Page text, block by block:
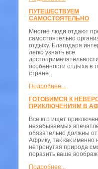
ПУТЕШЕСТВУЕМ
САМОСТОЯТЕЛЬНО
Многие люди отдают
самостоятельно
отдыху. Благодаря
легко узнать все
особенности отдыха в
стране.
Подробнее...
ГОТОВИМСЯ К
ПРИКЛЮЧЕНИЯМ В
Все кто ищет
незабываемых
обязательно должны
Африку, так как именно
нетронутая природа
поразить ваше
Подробнее...